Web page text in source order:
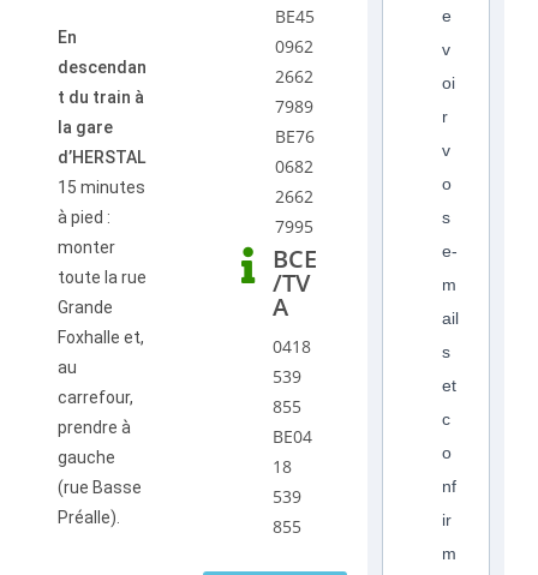
En
descendan
t du train à
la gare
d’HERSTAL
15 minutes
à pied :
monter
toute la rue
Grande
Foxhalle et,
au
carrefour,
prendre à
gauche
(rue Basse
Préalle).
BE45
0962
2662
7989
BE76
0682
2662
7995
BCE
/TV
A
0418
539
855
BE04
18
539
855
e
v
oi
r
v
o
s
e-
m
ail
s
et
c
o
nf
ir
m